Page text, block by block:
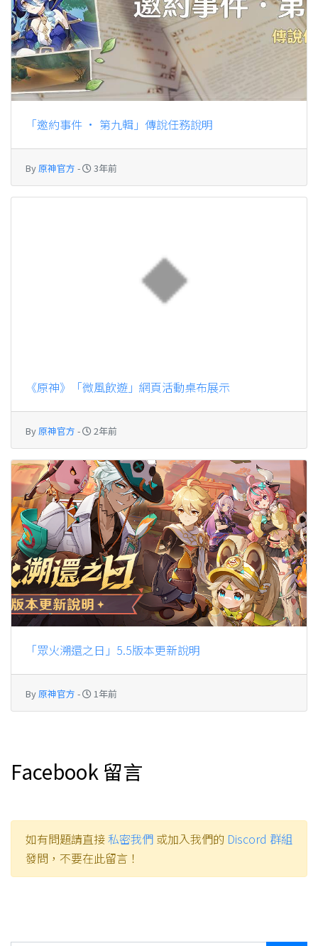
「邀約事件 · 第九輯」傳說任務說明
By原神官方 - 3年前
《原神》「微風飲遊」網頁活動桌布展示
By原神官方 - 2年前
「眾火溯還之日」5.5版本更新說明
By原神官方 - 1年前
Facebook 留言
如有問題請直接私密我們 或加入我們的 Discord 群組
發問，不要在此留言！